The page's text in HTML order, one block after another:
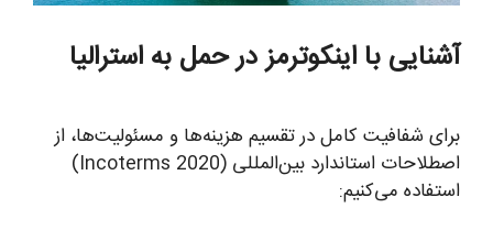
آشنایی با اینکوترمز در حمل به استرالیا
برای شفافیت کامل در تقسیم هزینه‌ها و مسئولیت‌ها، از
اصطلاحات استاندارد بین‌المللی (Incoterms 2020)
استفاده می‌کنیم: